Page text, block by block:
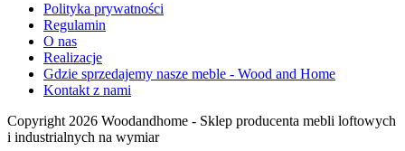
Polityka prywatności
Regulamin
O nas
Realizacje
Gdzie sprzedajemy nasze meble - Wood and Home
Kontakt z nami
Copyright 2026 Woodandhome - Sklep producenta mebli loftowych
i industrialnych na wymiar